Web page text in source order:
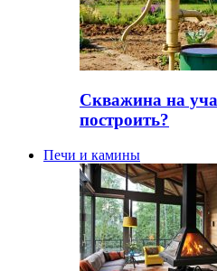
Скважина на
построить?
Печи и камины